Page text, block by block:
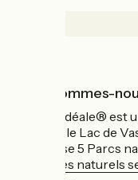
Qui sommes-
La Vélidéale® est
reliant le Lac de
traverse 5 Parcs
espaces naturels